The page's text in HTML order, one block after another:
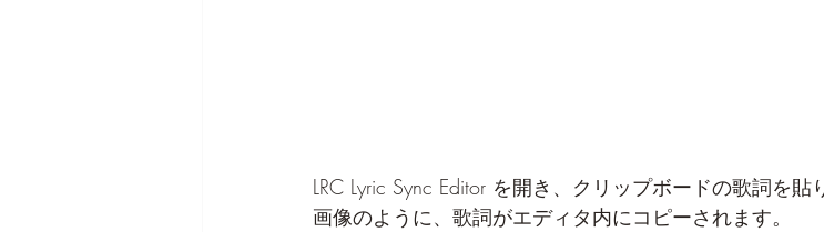
LRC Lyric Sync Editor を開き、クリップボードの歌詞を貼
画像のように、歌詞がエディタ内にコピーされます。